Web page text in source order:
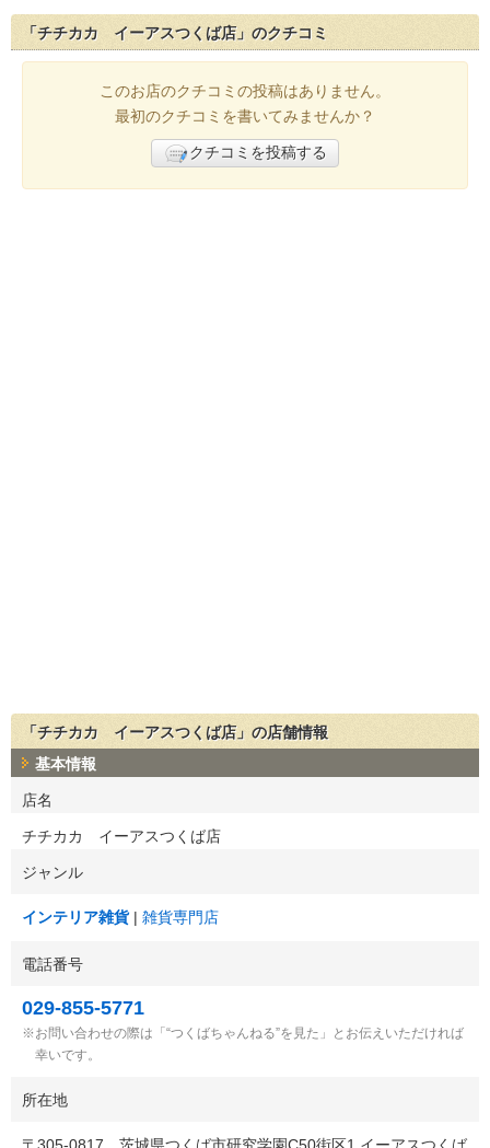
「チチカカ イーアスつくば店」のクチコミ
このお店のクチコミの投稿はありません。
最初のクチコミを書いてみませんか？
クチコミを投稿する
「チチカカ イーアスつくば店」の店舗情報
基本情報
店名
チチカカ イーアスつくば店
ジャンル
インテリア雑貨 雑貨専門店
電話番号
029-855-5771
お問い合わせの際は「“つくばちゃんねる”を見た」とお伝えいただければ
幸いです。
所在地